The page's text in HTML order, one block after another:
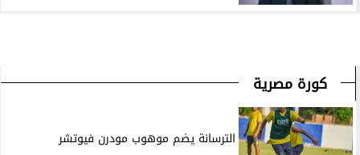
كورة مصرية
الترسانة يضم موهوب مودرن فيوتشر